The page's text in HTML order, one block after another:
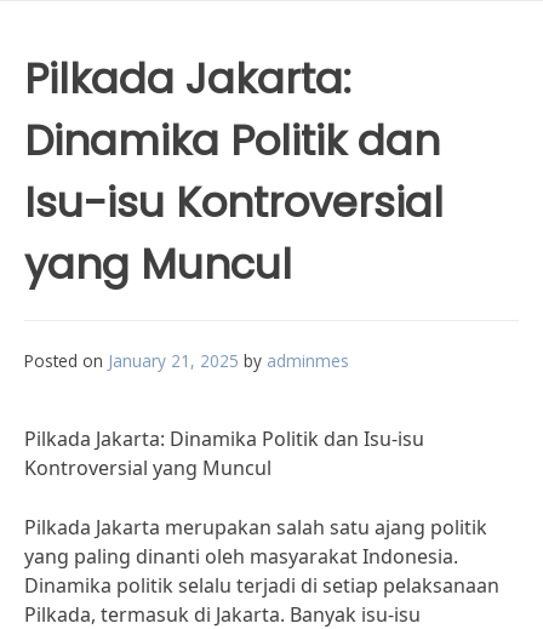
Pilkada Jakarta:
Dinamika Politik dan
Isu-isu Kontroversial
yang Muncul
Posted on January 21, 2025 by adminmes
Pilkada Jakarta: Dinamika Politik dan Isu-isu
Kontroversial yang Muncul
Pilkada Jakarta merupakan salah satu ajang politik
yang paling dinanti oleh masyarakat Indonesia.
Dinamika politik selalu terjadi di setiap pelaksanaan
Pilkada, termasuk di Jakarta. Banyak isu-isu